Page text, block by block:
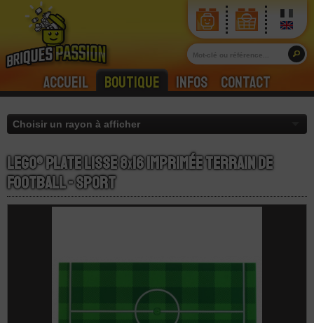
Accueil Boutique Infos Contact
LEGO® Plate Lisse 8x16 Imprimée Terrain de
Football - Sport